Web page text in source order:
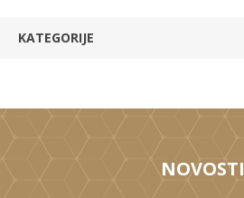
KATEGORIJE
NOVOSTI